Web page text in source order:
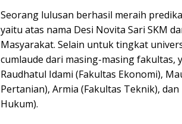
Seorang lulusan berhasil meraih
yaitu atas nama Desi Novita Sari SKM
Masyarakat. Selain untuk tingkat
cumlaude dari masing-masing fakultas,
Raudhatul Idami (Fakultas Ekonomi),
Pertanian), Armia (Fakultas Teknik),
Hukum).